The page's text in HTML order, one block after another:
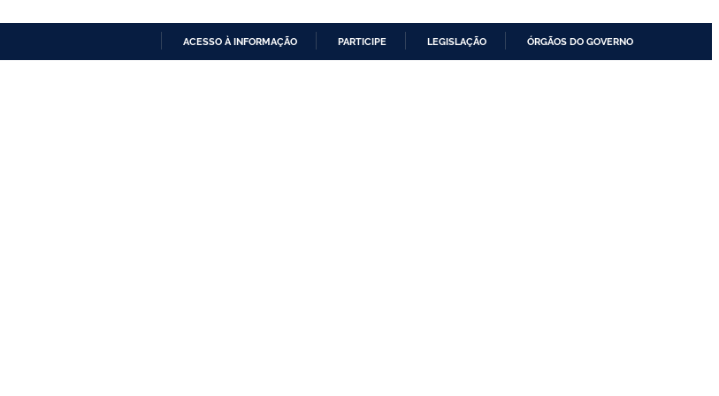
ACESSO À INFORMAÇÃO PARTICIPE LEGISLAÇÃO ÓRGÃOS DO GOVERNO